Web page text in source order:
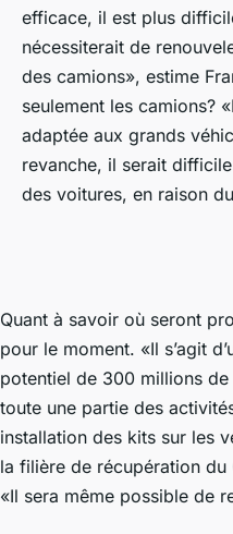
efficace, il est plus
nécessiterait de
des camions», estime
seulement les camions?
adaptée aux grands
revanche, il serait
des voitures, en raison
Quant à savoir où seront
pour le moment. «Il s’agit
potentiel de 300 millions de
toute une partie des
installation des kits sur les
la filière de récupération du
«Il sera même possible de